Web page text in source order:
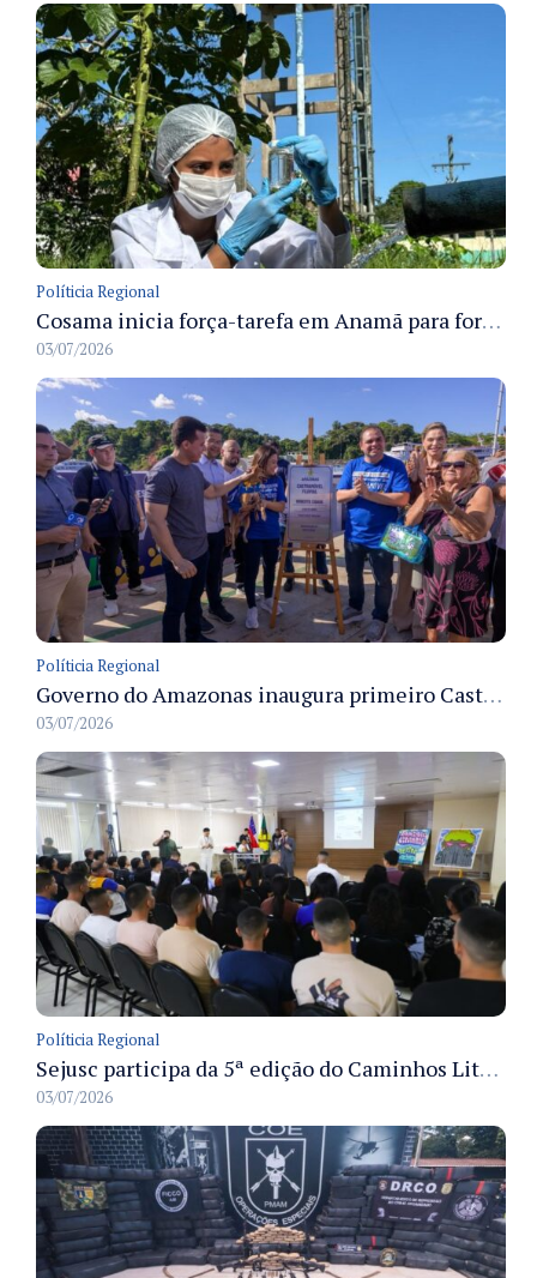
Políticia Regional
Cosama inicia força-tarefa em Anamã para fortalecer abastecimento de água e segurança hídrica da população
03/07/2026
Políticia Regional
Governo do Amazonas inaugura primeiro Castramóvel Fluvial para atendimento veterinário às comunidades ribeirinhas e castração gratuita
03/07/2026
Políticia Regional
Sejusc participa da 5ª edição do Caminhos Literários com foco na cultura hip-hop nas unidades socioeducativas
03/07/2026